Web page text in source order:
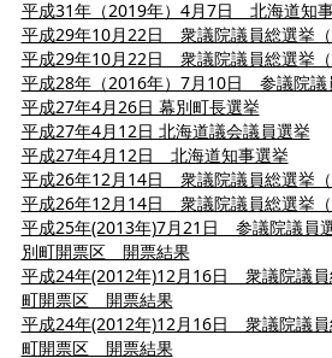
平成31年（2019年）4月7日 北海道知
平成29年10月22日 衆議院議員総選挙（
平成29年10月22日 衆議院議員総選挙（
平成28年（2016年）7月10日 参議院議
平成27年4月26日 幕別町長選挙
平成27年4月12日 北海道議会議員選挙
平成27年4月12日 北海道知事選挙
平成26年12月14日 衆議院議員総選挙（
平成26年12月14日 衆議院議員総選挙（
平成25年(2013年)7月21日 参議院議員
別町開票区 開票結果
平成24年(2012年)12月16日 衆議院議
町開票区 開票結果
平成24年(2012年)12月16日 衆議院議
町開票区 開票結果